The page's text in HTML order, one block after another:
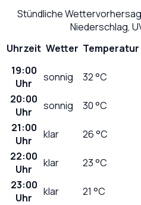
Stündliche
Niederschlag,
Uhrzeit Wetter Temperatur
19:00
Uhr
sonnig 32°C
20:00
Uhr
sonnig 30°C
21:00
Uhr
klar 26°C
22:00
Uhr
klar 23°C
23:00
Uhr
klar 21 °C